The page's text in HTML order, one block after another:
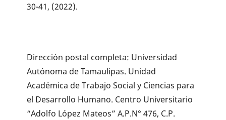
30-41, (2022).
Dirección postal completa: Universidad
Autónoma de Tamaulipas. Unidad
Académica de Trabajo Social y Ciencias para
el Desarrollo Humano. Centro Universitario
“Adolfo López Mateos” A.P.N° 476, C.P.